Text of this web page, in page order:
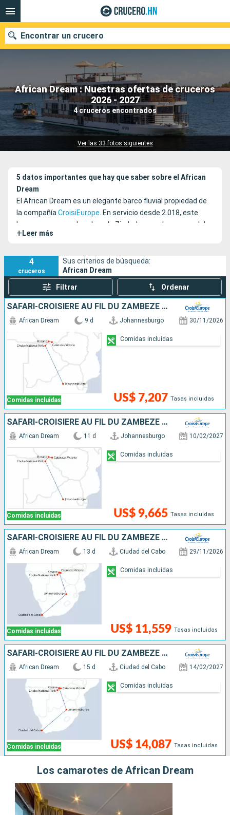
African Dream : Nuestras ofertas de cruceros
2026 - 2027
4 cruceros encontrados
Ver las 33 fotos siguientes
Encontrar un crucero
Nuestros destinos
Fecha de salida
5 datos importantes que hay que saber sobre el African
Dream
El African Dream es un elegante barco fluvial propiedad de
la compañíaCroisiEurope. En servicio desde 2.018, este
barco navega con bandera de Zimbabue por las aguas del
Lago Kariba, situado entre Zambia y Zimbabue.
+ Leer más
4
cruceros
Sus criterios de búsqueda:
African Dream
Filtrar Ordenar
SAFARI-CROISIÈRE AU FIL DU ZAMBÈZE - AFRIQUE DU SUD, BOTSWANA, NAMIBIE, ZIMBABWE
Comidas incluidas
African Dream 9 d Johannesburgo 30/11/2026
US$ 7,207 Tasas incluidas
Comidas incluidas
SAFARI-CROISIÈRE AU FIL DU ZAMBÈZE - AFRIQUE DU SUD, BOTSWANA, NAMIBIE, ZIMBABWE
Comidas incluidas
African Dream 11 d Johannesburgo 10/02/2027
US$ 9,665 Tasas incluidas
Comidas incluidas
SAFARI-CROISIÈRE AU FIL DU ZAMBÈZE - AFRIQUE DU SUD, BOTSWANA, NAMIBIE, ZIMBABWE AVEC PRÉ-PROGRAMME "LA PÉNINSULE DU CAP"
Comidas incluidas
African Dream 13 d Ciudad del Cabo 29/11/2026
US$ 11,559 Tasas incluidas
Comidas incluidas
SAFARI-CROISIÈRE AU FIL DU ZAMBÈZE - AFRIQUE DU SUD, BOTSWANA, NAMIBIE, ZIMBABWE AVEC PRÉ-PROGRAMME "LA PÉNINSULE DU CAP"
Comidas incluidas
African Dream 15 d Ciudad del Cabo 14/02/2027
US$ 14,087 Tasas incluidas
Comidas incluidas
Los camarotes de African Dream